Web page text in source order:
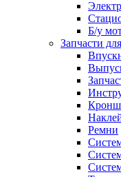
Б/у
Запчасти
Ремни